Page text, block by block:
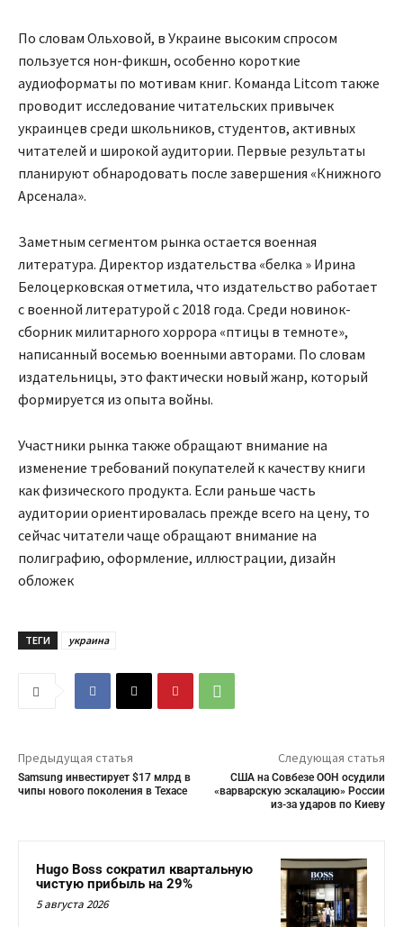
По словам Ольховой, в Украине высоким спросом
пользуется нон-фикшн, особенно короткие
аудиоформаты по мотивам книг. Команда Litcom также
проводит исследование читательских привычек
украинцев среди школьников, студентов, активных
читателей и широкой аудитории. Первые результаты
планируют обнародовать после завершения «Книжного
Арсенала».
Заметным сегментом рынка остается военная
литература. Директор издательства «белка » Ирина
Белоцерковская отметила, что издательство работает
с военной литературой с 2018 года. Среди новинок-
сборник милитарного хоррора «птицы в темноте»,
написанный восемью военными авторами. По словам
издательницы, это фактически новый жанр, который
формируется из опыта войны.
Участники рынка также обращают внимание на
изменение требований покупателей к качеству книги
как физического продукта. Если раньше часть
аудитории ориентировалась прежде всего на цену, то
сейчас читатели чаще обращают внимание на
полиграфию, оформление, иллюстрации, дизайн
обложек
ТЕГИ украина
Предыдущая статья
Samsung инвестирует $17 млрд в
чипы нового поколения в Техасе
Следующая статья
США на Совбезе ООН осудили
«варварскую эскалацию» России
из-за ударов по Киеву
Hugo Boss сократил квартальную
чистую прибыль на 29%
5 августа 2026